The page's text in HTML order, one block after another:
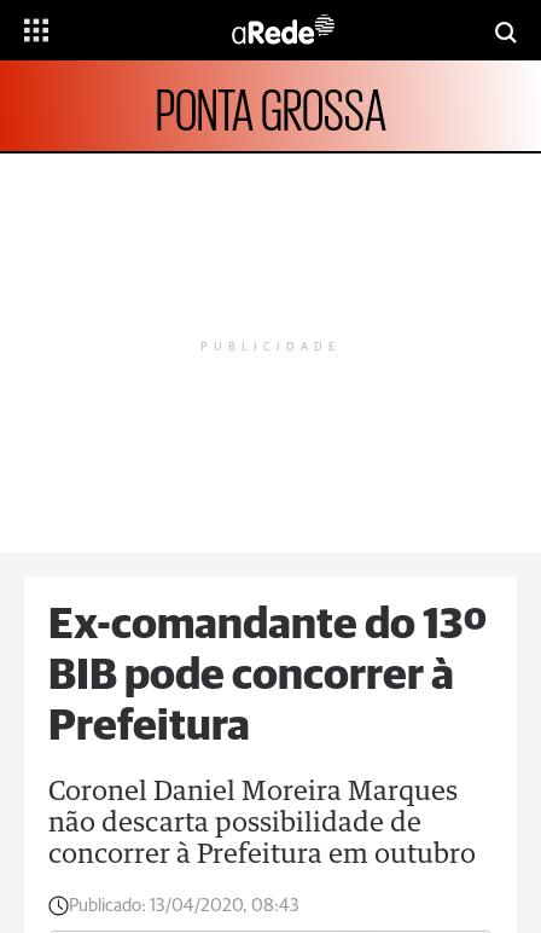
PONTA GROSSA
PUBLICIDADE
Ex-comandante do 13º
BIB pode concorrer à
Prefeitura
Coronel Daniel Moreira Marques
não descarta possibilidade de
concorrer à Prefeitura em outubro
Publicado: 13/04/2020, 08:43